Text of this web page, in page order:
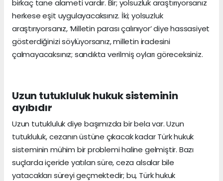
birkaç tane alameti vardır. Bir; yolsuzluk araştırıyorsanız
herkese eşit uygulayacaksınız. İki; yolsuzluk
araştırıyorsanız, ‘Milletin parası çalınıyor’ diye hassasiyet
gösterdiğinizi söylüyorsanız, milletin iradesini
çalmayacaksınız; sandıkta verilmiş oyları göreceksiniz.
Uzun tutukluluk hukuk sisteminin
ayıbıdır
Uzun tutukluluk diye başımızda bir bela var. Uzun
tutukluluk, cezanın üstüne çıkacak kadar Türk hukuk
sisteminin mühim bir problemi haline gelmiştir. Bazı
suçlarda içeride yatılan süre, ceza alsalar bile
yatacakları süreyi geçmektedir; bu, Türk hukuk